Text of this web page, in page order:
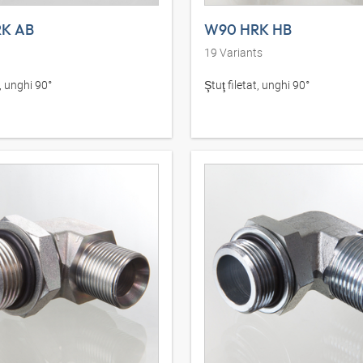
AB
90°
W90 HRK HB
19 Variants
Ştuţ filetat, unghi 90°